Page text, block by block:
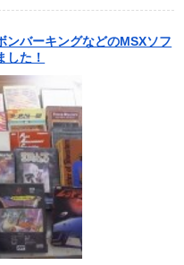
ンバーキングなどのMSXソフ
した！